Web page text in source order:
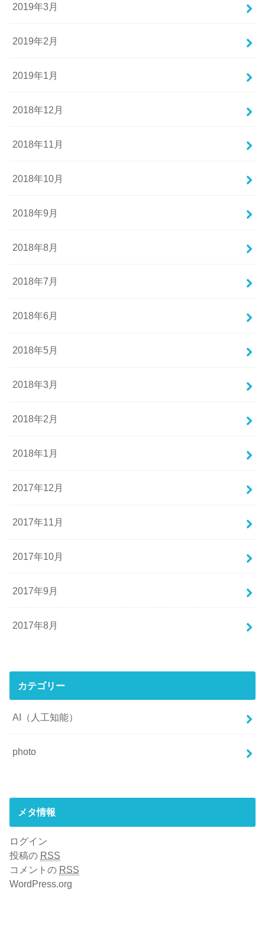
2019年3月
2019年2月
2019年1月
2018年12月
2018年11月
2018年10月
2018年9月
2018年8月
2018年7月
2018年6月
2018年5月
2018年3月
2018年2月
2018年1月
2017年12月
2017年11月
2017年10月
2017年9月
2017年8月
カテゴリー
AI（人工知能）
photo
メタ情報
ログイン
投稿の RSS
コメントの RSS
WordPress.org